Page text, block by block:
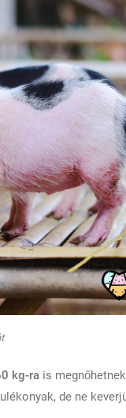
kg-ra is
de ne